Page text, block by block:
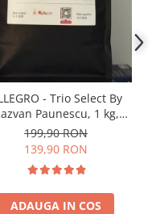
- Trio Select By
Paunescu, 1 kg,
Arabica, (Columbia,
Guatemala, Etiopia)
199,90 RON
139,90 RON
ADAUGA IN COS